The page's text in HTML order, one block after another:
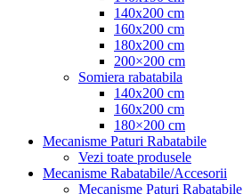
140x200 cm
160x200 cm
180x200 cm
200×200 cm
Somiera rabatabila
140x200 cm
160x200 cm
180×200 cm
Mecanisme Paturi Rabatabile
Vezi toate produsele
Mecanisme Rabatabile/Accesorii
Mecanisme Paturi Rabatabile